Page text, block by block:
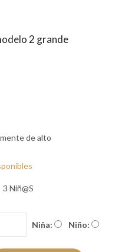
2 grande
de alto
3 Niñ@s
Niña: Niño: